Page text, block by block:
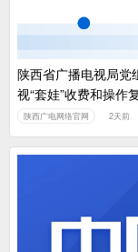
陕西省广播电视局党
视“套娃”收费和操作
陕西广电网络官网 2天前